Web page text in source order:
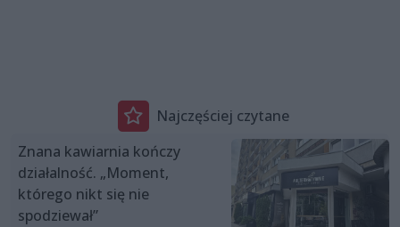
Najczęściej czytane
Znana kawiarnia kończy
działalność. „Moment,
którego nikt się nie
spodziewał”